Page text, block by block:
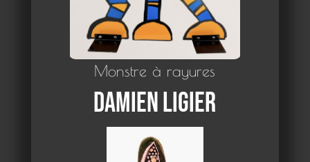
Monstre à rayures
Damien Ligier